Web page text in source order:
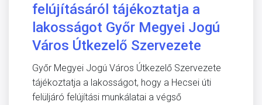
felújításáról tájékoztatja a
lakosságot Győr Megyei Jogú
Város Útkezelő Szervezete
Győr Megyei Jogú Város Útkezelő Szervezete
tájékoztatja a lakosságot, hogy a Hecsei úti
felüljáró felújítási munkálatai a végső